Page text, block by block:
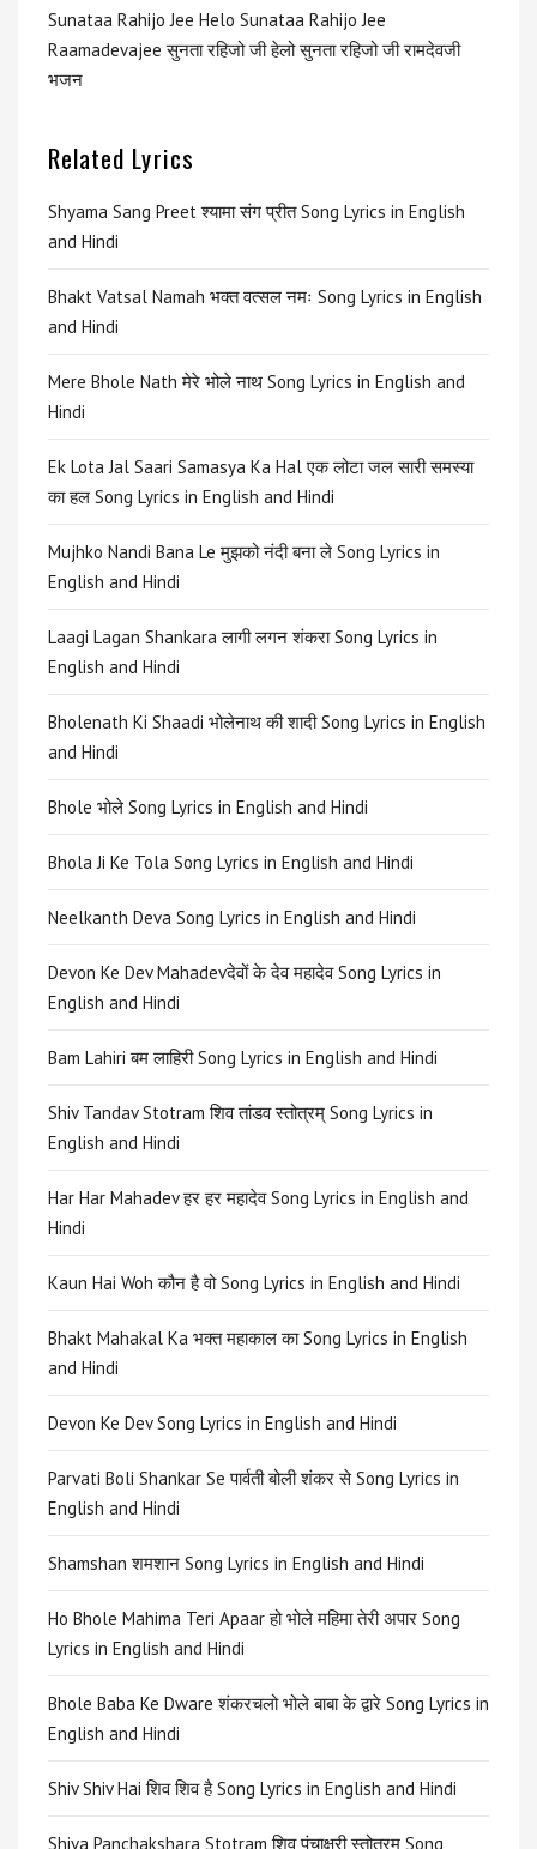
Sunataa Rahijo Jee Helo Sunataa Rahijo Jee
Raamadevajee सुनता रहिजो जी हेलो सुनता रहिजो जी रामदेवजी
भजन
Related Lyrics
Shyama Sang Preet श्यामा संग प्रीत Song Lyrics in English
and Hindi
Bhakt Vatsal Namah भक्त वत्सल नमः Song Lyrics in English
and Hindi
Mere Bhole Nath मेरे भोले नाथ Song Lyrics in English and
Hindi
Ek Lota Jal Saari Samasya Ka Hal एक लोटा जल सारी समस्या
का हल Song Lyrics in English and Hindi
Mujhko Nandi Bana Le मुझको नंदी बना ले Song Lyrics in
English and Hindi
Laagi Lagan Shankara लागी लगन शंकरा Song Lyrics in
English and Hindi
Bholenath Ki Shaadi भोलेनाथ की शादी Song Lyrics in English
and Hindi
Bhole भोले Song Lyrics in English and Hindi
Bhola Ji Ke Tola Song Lyrics in English and Hindi
Neelkanth Deva Song Lyrics in English and Hindi
Devon Ke Dev Mahadevदेवों के देव महादेव Song Lyrics in
English and Hindi
Bam Lahiri बम लाहिरी Song Lyrics in English and Hindi
Shiv Tandav Stotram शिव तांडव स्तोत्रम् Song Lyrics in
English and Hindi
Har Har Mahadev हर हर महादेव Song Lyrics in English and
Hindi
Kaun Hai Woh कौन है वो Song Lyrics in English and Hindi
Bhakt Mahakal Ka भक्त महाकाल का Song Lyrics in English
and Hindi
Devon Ke Dev Song Lyrics in English and Hindi
Parvati Boli Shankar Se पार्वती बोली शंकर से Song Lyrics in
English and Hindi
Shamshan शमशान Song Lyrics in English and Hindi
Ho Bhole Mahima Teri Apaar हो भोले महिमा तेरी अपार Song
Lyrics in English and Hindi
Bhole Baba Ke Dware शंकरचलो भोले बाबा के द्वारे Song Lyrics in
English and Hindi
Shiv Shiv Hai शिव शिव है Song Lyrics in English and Hindi
Shiva Panchakshara Stotram शिव पंचाक्षरी स्तोत्रम् Song